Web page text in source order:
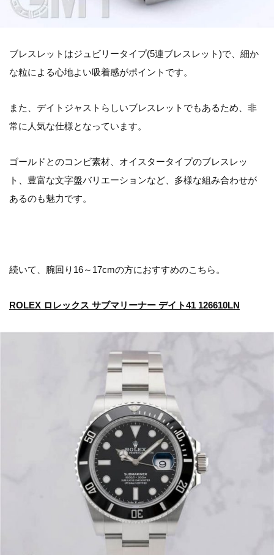
ブレスレットはジュビリータイプ(5連ブレスレット)で、細か
な粒による心地よい吸着感がポイントです。
また、デイトジャストらしいブレスレットでもあるため、非
常に人気な仕様となっています。
ゴールドとのコンビ素材、オイスタータイプのブレスレッ
ト、豊富な文字盤バリエーションなど、多様な組み合わせが
あるのも魅力です。
続いて、腕回り16～17cmの方におすすめのこちら。
ROLEX ロレックス サブマリーナー デイト41 126610LN